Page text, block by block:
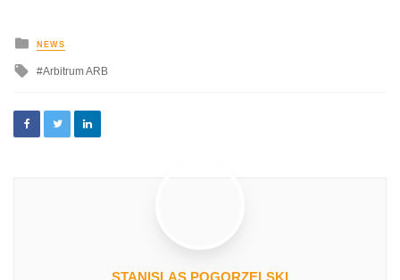
NEWS
Arbitrum ARB
STANISLAS POGORZELSKI